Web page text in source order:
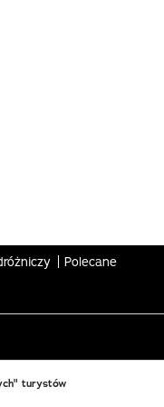
Polecane
turystów